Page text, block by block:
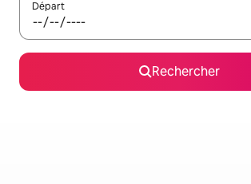
Départ
Rechercher